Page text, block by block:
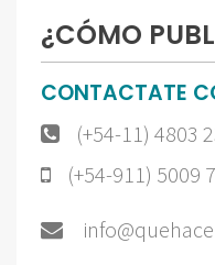
¿CÓMO
CONTACTATE
(+54-11) 4803
(+54-911) 5009